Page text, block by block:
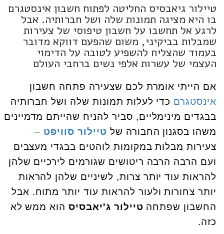
טיילור גיאבסיס החליטה לפתוח חשבון אינסטגרם
בו היא מציגה תמונות שלה ושל חברותיה. אבל
לרגע אל תחשבו על חשבון טיפוסי של צעירות
שמבלות בביקיני, משום שהפעם דווקא מדובר
בעמוד שהצליח להשפיע לטובה על הדימוי
העצמי של עשרות אלפי נשים ברחבי העולם
אם הייתי אומרת לכם שצעירה פתחה חשבון
אינסטגרם כדי לעלות תמונות שלה ושל חברותיה
בבגדים מינימליים, סביר להניח שהייתם מדמיינים
משהו בסגנון החבורה של טיילור סוויפט –
צעירות מבלות במקומות לוהטים בבגדי מעצבים
ועם הרבה הרבה ריטושים שגורמים לירכיים שלהן
להראות עוד יותר צרות, לשיניים שלהן להראות
יותר צחורות ולעור להראות עוד יותר מתוח. אבל
החשבון שפתחה טיילור ג'יאבסיסהוא ממש לא
כזה.